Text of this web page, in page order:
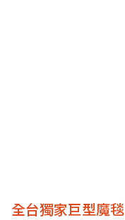
全台獨家巨型魔毯